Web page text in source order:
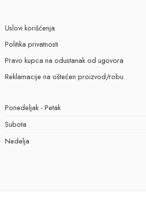
Uslovi korišćenja
Politika privatnosti
Pravo kupca na odustanak od ugovora
Reklamacije na oštećen proizvod/robu
Ponedeljak - Petak
Subota
Nedelja